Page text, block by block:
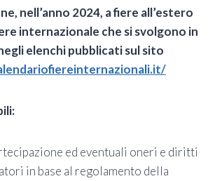
nell’anno 2024, afiere all’estero
internazionale che si svolgono in
elenchi pubblicati sul sito
ed eventuali oneri e diritti
in base al regolamento della